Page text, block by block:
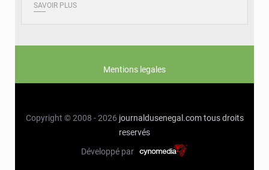
SAVOIR PLUS
Mentions legales
Copyright © 2008 - 2026 journaldusenegal.com tous droits
reservés
Développé par